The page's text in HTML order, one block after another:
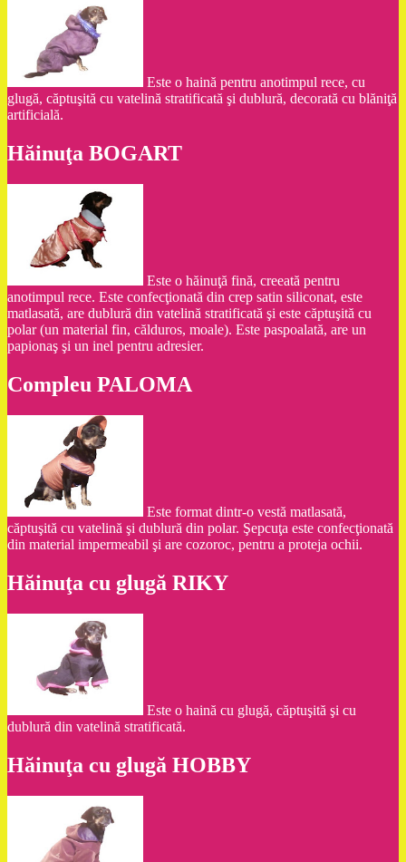
Este o haină pentru anotimpul rece, cu
glugă, căptuşită cu vatelină stratificată şi dublură, decorată cu blăniţă
artificială.
Hăinuţa BOGART
Este o hăinuţă fină, creeată pentru
anotimpul rece. Este confecţionată din crep satin siliconat, este
matlasată, are dublură din vatelină stratificată şi este căptuşită cu
polar (un material fin, călduros, moale). Este paspoalată, are un
papionaş şi un inel pentru adresier.
Compleu PALOMA
Este format dintr-o vestă matlasată,
căptuşită cu vatelină şi dublură din polar. Şepcuţa este confecţionată
din material impermeabil şi are cozoroc, pentru a proteja ochii.
Hăinuţa cu glugă RIKY
Este o haină cu glugă, căptuşită şi cu
dublură din vatelină stratificată.
Hăinuţa cu glugă HOBBY